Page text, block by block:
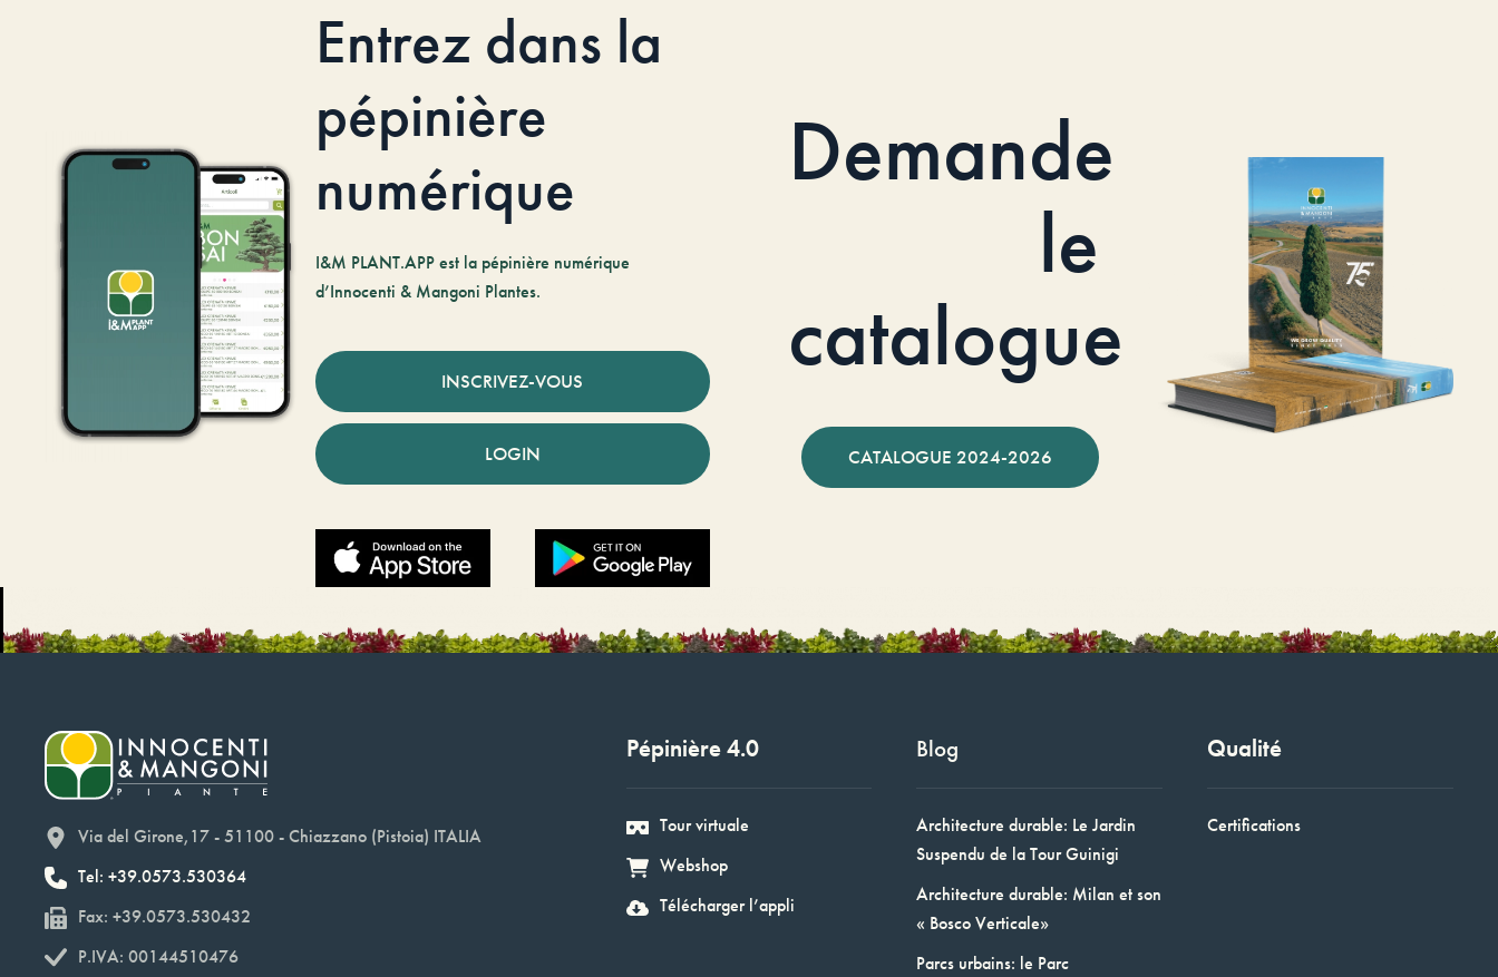
Entrez dans la
pépinière
numérique
I&M PLANT.APP est la pépinière numérique
d’Innocenti & Mangoni Plantes.
INSCRIVEZ-VOUS
LOGIN
Demande
le
catalogue
CATALOGUE 2024-2026
Via del Girone,17 - 51100 - Chiazzano (Pistoia) ITALIA
Tel: +39.0573.530364
Fax: +39.0573.530432
P.IVA: 00144510476
Pépinière 4.0
Tour virtuale
Webshop
Télécharger l’appli
Blog
Architecture durable: Le Jardin
Suspendu de la Tour Guinigi
Architecture durable: Milan et son
« Bosco Verticale»
Parcs urbains: le Parc
Qualité
Certifications